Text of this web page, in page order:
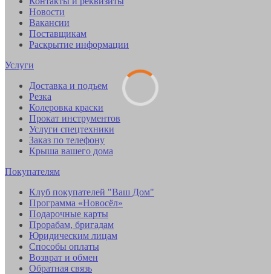
Новости
Вакансии
Поставщикам
Раскрытие информации
Услуги
Доставка и подъем
Резка
Колеровка краски
Прокат инструментов
Услуги спецтехники
Заказ по телефону
Крыша вашего дома
Покупателям
Клуб покупателей "Ваш Дом"
Программа «Новосёл»
Подарочные карты
Прорабам, бригадам
Юридическим лицам
Способы оплаты
Возврат и обмен
Обратная связь